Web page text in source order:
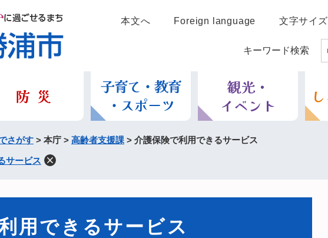
本文へ Foreign language 文字サイズ
キーワード検索
さがす > 本庁 > 高齢者支援課 > 介護保険で利用できるサービス
サービス
用できるサービス